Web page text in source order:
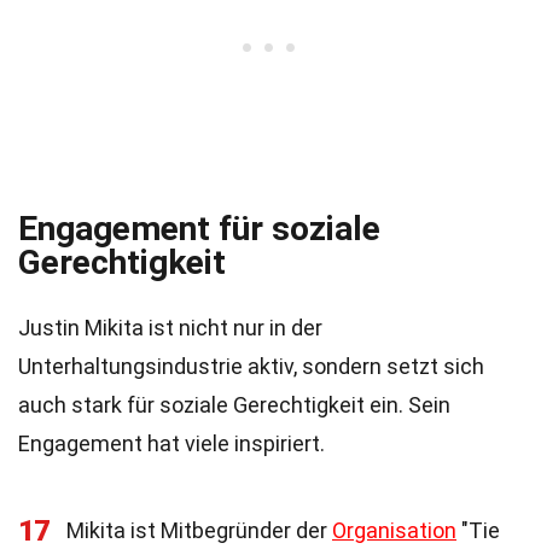
Engagement für soziale
Gerechtigkeit
Justin Mikita ist nicht nur in der
Unterhaltungsindustrie aktiv, sondern setzt sich
auch stark für soziale Gerechtigkeit ein. Sein
Engagement hat viele inspiriert.
17 Mikita ist Mitbegründer der Organisation "Tie